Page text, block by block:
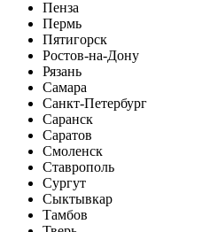
Пенза
Пермь
Пятигорск
Ростов-на-Дону
Рязань
Самара
Санкт-Петербург
Саранск
Саратов
Смоленск
Ставрополь
Сургут
Сыктывкар
Тамбов